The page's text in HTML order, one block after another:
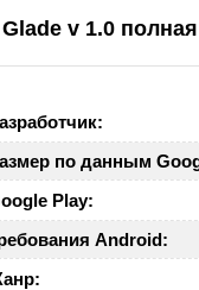
v 1.0
по данным
Play:
Android: